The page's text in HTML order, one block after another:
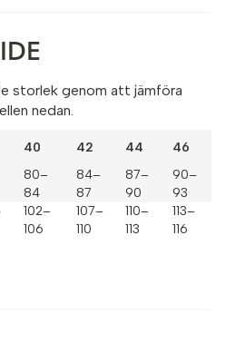
storlek genom att jämföra
nedan.
40 42 44
46
80–
84
84–
87
87–
90
90–
93
102–
106
107–
110
110–
113
113–
116